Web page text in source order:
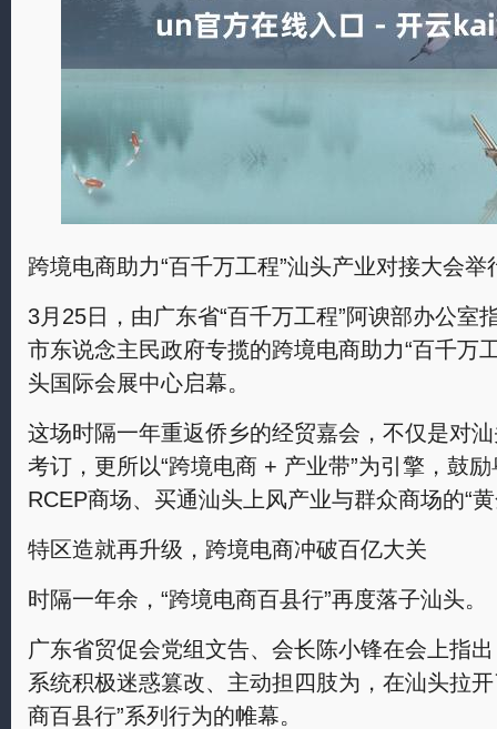
跨境电商助力“百千万工程”汕头产业对接大会
3月25日，由广东省“百千万工程”阿谀部办公室
市东说念主民政府专揽的跨境电商助力“百千万
头国际会展中心启幕。
这场时隔一年重返侨乡的经贸嘉会，不仅是对
考订，更所以“跨境电商 + 产业带”为引擎，鼓
RCEP商场、买通汕头上风产业与群众商场的“
特区造就再升级，跨境电商冲破百亿大关
时隔一年余，“跨境电商百县行”再度落子汕头。
广东省贸促会党组文告、会长陈小锋在会上指
系统积极迷惑篡改、主动担四肢为，在汕头拉开
商百县行”系列行为的帷幕。